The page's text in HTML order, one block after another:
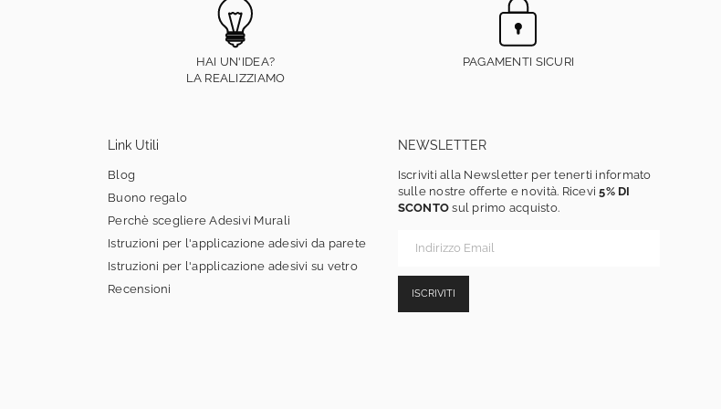
HAI UN'IDEA?
LA REALIZZIAMO
PAGAMENTI SICURI
Link Utili
Blog
Buono regalo
Perchè scegliere Adesivi Murali
Istruzioni per l'applicazione adesivi da parete
Istruzioni per l'applicazione adesivi su vetro
Recensioni
NEWSLETTER
Iscriviti alla Newsletter per tenerti informato
sulle nostre offerte e novità. Ricevi5% DI
SCONTO sul primo acquisto.
ISCRIVITI